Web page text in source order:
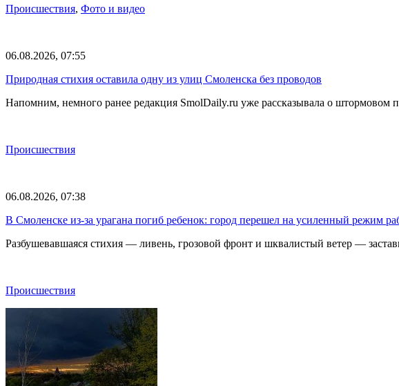
Происшествия, Фото и видео
06.08.2026, 07:55
Природная стихия оставила одну из улиц Смоленска без проводов
Напомним, немного ранее редакция SmolDaily.ru уже рассказывала о
Происшествия
06.08.2026, 07:38
В Смоленске из-за урагана погиб ребенок: город перешел на усиленный режим
Разбушевавшаяся стихия — ливень, грозовой фронт и шквалистый ветер —
Происшествия